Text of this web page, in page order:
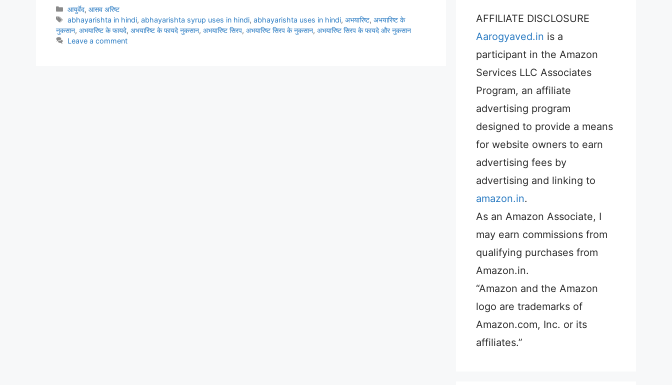
c
e
b
itt
er
ai
l
e s gr e
Categories
आयुर्वेद,आसव अरिष्ट
Tags
abhayarishta in hindi,abhayarishta syrup uses in hindi,abhayarishta uses in hindi,अभयारिष्ट,अभयारिष्ट के
नुकसान, अभयारिष्ट के फायदे, अभयारिष्ट के फायदे नुकसान, अभयारिष्ट सिरप, अभयारिष्ट सिरप के नुकसान, अभयारिष्ट सिरप के फायदे और नुकसान
Leave a comment
AFFILIATE DISCLOSURE
Aarogyaved.in is a
participant in the Amazon
Services LLC Associates
Program, an affiliate
advertising program
designed to provide a means
for website owners to earn
advertising fees by
advertising and linking to
amazon.in.
As an Amazon Associate, I
may earn commissions from
qualifying purchases from
Amazon.in.
“Amazon and the Amazon
logo are trademarks of
Amazon.com, Inc. or its
affiliates.”